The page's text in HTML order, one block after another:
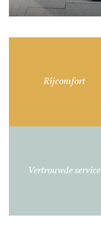
Rijcomfort
Vertrouwde service